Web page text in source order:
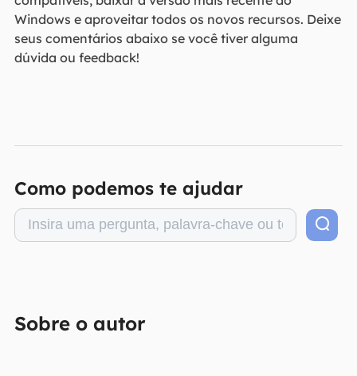
Windows e aproveitar todos os novos recursos. Deixe
seus comentários abaixo se você tiver alguma
dúvida ou feedback!
Como podemos te ajudar
Sobre o autor